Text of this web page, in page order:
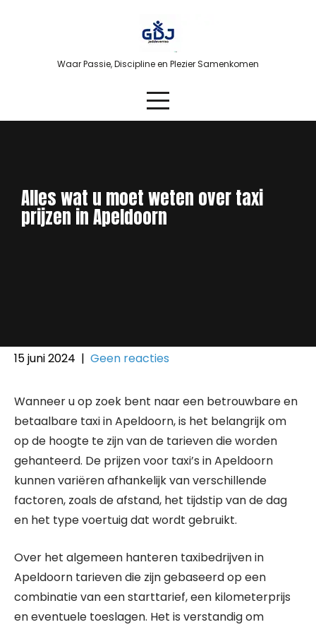
Waar Passie, Discipline en Plezier Samenkomen
Alles wat u moet weten over taxi
prijzen in Apeldoorn
15 juni 2024 | Geen reacties
Wanneer u op zoek bent naar een betrouwbare en
betaalbare taxi in Apeldoorn, is het belangrijk om
op de hoogte te zijn van de tarieven die worden
gehanteerd. De prijzen voor taxi’s in Apeldoorn
kunnen variëren afhankelijk van verschillende
factoren, zoals de afstand, het tijdstip van de dag
en het type voertuig dat wordt gebruikt.
Over het algemeen hanteren taxibedrijven in
Apeldoorn tarieven die zijn gebaseerd op een
combinatie van een starttarief, een kilometerprijs
en eventuele toeslagen. Het is verstandig om